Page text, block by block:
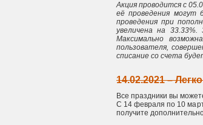
Акция проводится с
её проведения могут
проведения при
увеличена на
Максимально
пользователя,
списание со счета
14.02.2021 –
Все праздники вы
С 14 февраля по 10
получите